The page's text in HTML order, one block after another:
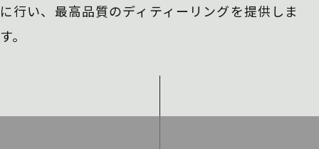
に行い、 最高品質のディティーリングを提供しま
す。